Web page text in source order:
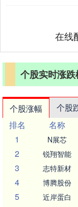
在线
个股实时涨跌
个股涨幅 个股
排名
名称
1
N展芯
2 锐翔智能
3 志特新材
4 博腾股份
5 近岸蛋白